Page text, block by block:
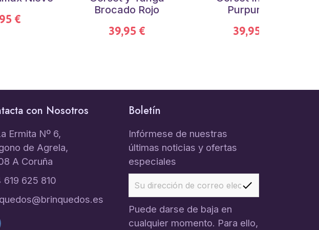
€
Brocado Rojo
39,95 €
Purpurina
39,95 €
con Nosotros
Ermita Nº 6,
de Agrela,
A Coruña
625 810
Boletín
Infórmese de nuestras
últimas noticias y ofertas
especiales
Puede darse de baja en
cualquier momento. Para ello,